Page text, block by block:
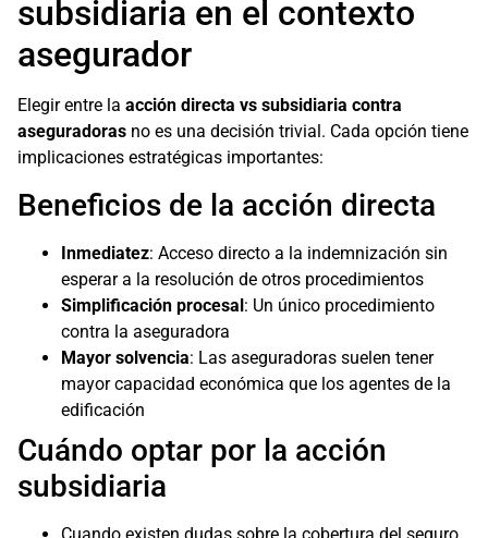
subsidiaria en el contexto
asegurador
Elegir entre la acción directa vs subsidiaria contra
aseguradoras no es una decisión trivial. Cada opción tiene
implicaciones estratégicas importantes:
Beneficios de la acción directa
Inmediatez: Acceso directo a la indemnización sin
esperar a la resolución de otros procedimientos
Simplificación procesal: Un único procedimiento
contra la aseguradora
Mayor solvencia: Las aseguradoras suelen tener
mayor capacidad económica que los agentes de la
edificación
Cuándo optar por la acción
subsidiaria
Cuando existen dudas sobre la cobertura del seguro